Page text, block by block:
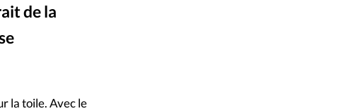
contacter
de la
la toile. Avec le